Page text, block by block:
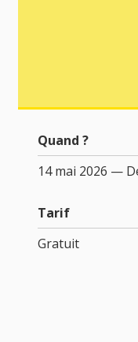
Quand ?
14 mai 2026 —
Tarif
Gratuit